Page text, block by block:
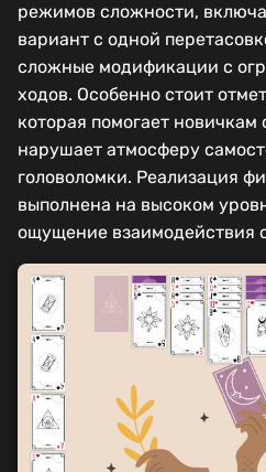
режимов сложности,
вариант с одной
сложные модификации с
ходов. Особенно стоит
которая помогает новичкам
нарушает атмосферу
головоломки. Реализация
выполнена на высоком
ощущение взаимодействия